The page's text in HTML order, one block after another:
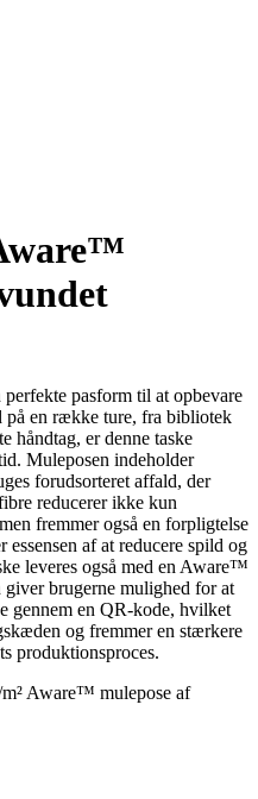
pasform til at opbevare
på en række ture, fra bibliotek
håndtag, er denne taske
Muleposen indeholder
forudsorteret affald, der
reducerer ikke kun
fremmer også en forpligtelse
essensen af at reducere spild og
leveres også med en Aware™
brugerne mulighed for at
gennem en QR-kode, hvilket
og fremmer en stærkere
produktionsproces.
Aware™ mulepose af